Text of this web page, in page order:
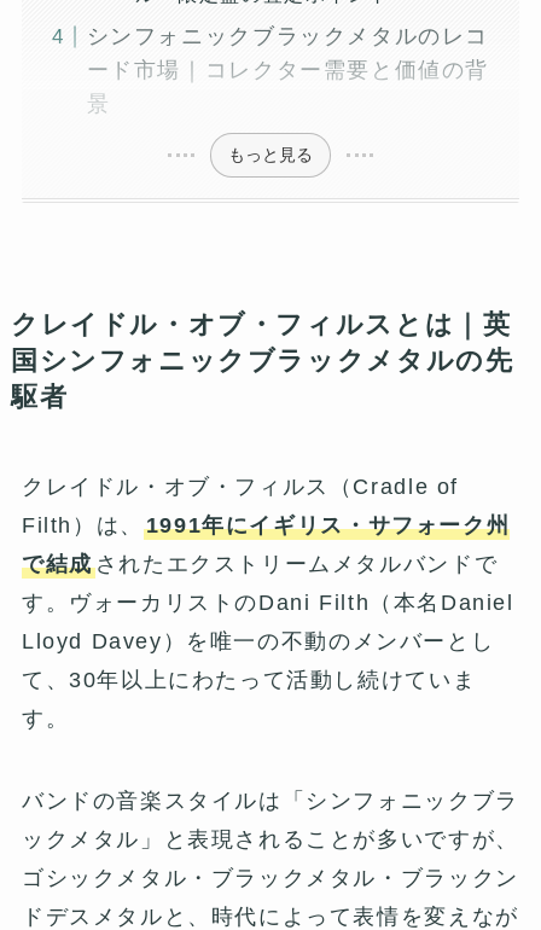
シンフォニックブラックメタルのレコ
ード市場｜コレクター需要と価値の背
景
もっと見る
クレイドル・オブ・フィルスとは｜英
国シンフォニックブラックメタルの先
駆者
クレイドル・オブ・フィルス（Cradle of
Filth）は、 1991年にイギリス・サフォーク州
で結成されたエクストリームメタルバンドで
す。ヴォーカリストのDani Filth（本名Daniel
Lloyd Davey）を唯一の不動のメンバーとし
て、30年以上にわたって活動し続けていま
す。
バンドの音楽スタイルは「シンフォニックブラ
ックメタル」と表現されることが多いですが、
ゴシックメタル・ブラックメタル・ブラックン
ドデスメタルと、時代によって表情を変えなが